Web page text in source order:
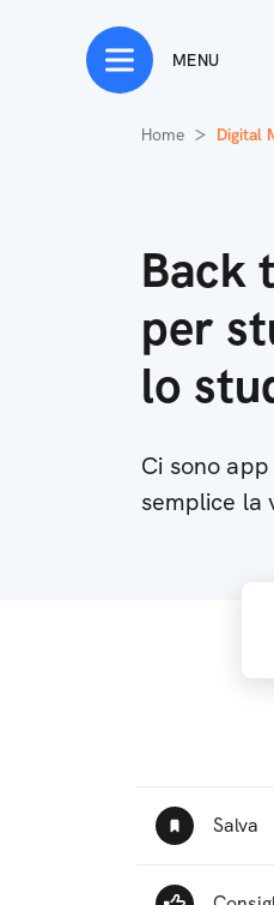
MENU
Home Digital
Back
per
lo
Ci sono
semplice la